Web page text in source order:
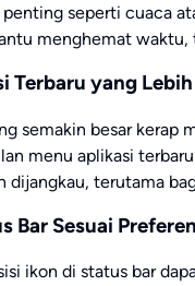
seperti cuaca
menghemat
Terbaru yang
semakin besar kerap
menu aplikasi
dijangkau, terutama
Bar Sesuai
ikon di status bar